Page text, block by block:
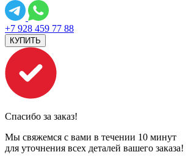
+7 928 459 77 88
КУПИТЬ
Спасибо за заказ!
Мы свяжемся с вами в течении 10 минут
для уточнения всех деталей вашего заказа!